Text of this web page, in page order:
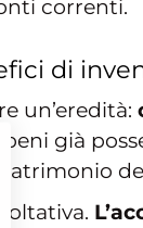
correnti.
di
un’eredità:
già